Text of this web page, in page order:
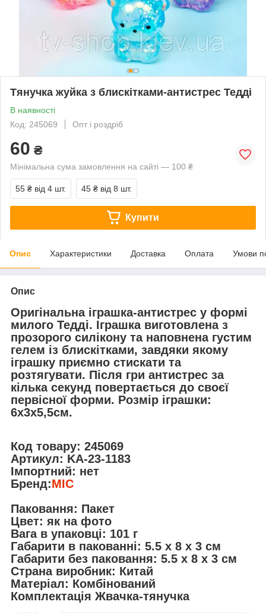
Тянучка жуйка з блискітками-антистрес Тедді
В наявності
Код: 245069
Опт і роздріб
60 ₴
Мінімальна сума замовлення на сайті — 100 ₴
55 ₴ від 4 шт. 45 ₴ від 8 шт.
Купити
Опис Характеристики Доставка Оплата Умови
Опис
Оригінальна іграшка-антистрес у формі
милого Тедді. Іграшка виготовлена з
прозорого силікону та наповнена густим
гелем із блискітками, завдяки якому
іграшку приємно стискати та
розтягувати. Після гри антистрес за
кілька секунд повертається до своєї
первісної форми. Розмір іграшки:
6х3х5,5см.
Код товару: 245069
Артикул: KA-23-1183
Імпортний: нeт
Бренд:MIC
Паковання: Пакет
Цвет: як на фото
Вага в упаковці: 101 г
Габарити в пакованні: 5.5 x 8 x 3 см
Габарити без паковання: 5.5 x 8 x 3 см
Страна виробник: Китай
Матеріал: Комбінований
Комплектація Жвачка-тянучка